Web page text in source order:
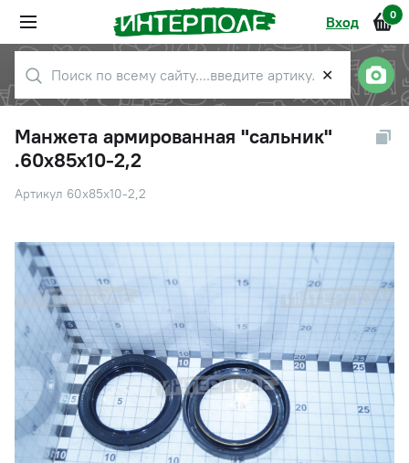
Вход 0
✕
Манжета армированная "сальник"
.60х85х10-2,2
Артикул 60х85х10-2,2